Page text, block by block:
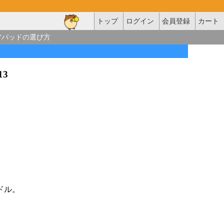
トップ ログイン 会員登録
カート
パッドの選び方
。